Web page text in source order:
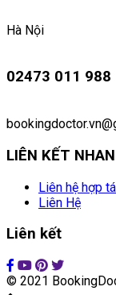
Hà Nội
02473 011 988
LIÊN KẾT
Liên hệ hợp
Liên Hệ
Liên kết
© 2021